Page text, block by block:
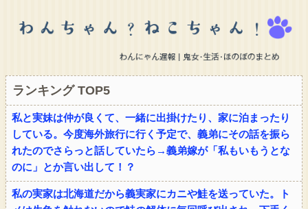
ランキング TOP5
私と実妹は仲が良くて、一緒に出掛けたり、家に泊まったり
している。今度海外旅行に行く予定で、義弟にその話を振ら
れたのでさらっと話していたら→義弟嫁が「私もいもうとな
のに」とか言い出して！？
私の実家は北海道だから義実家にカニや鮭を送っていた。ト